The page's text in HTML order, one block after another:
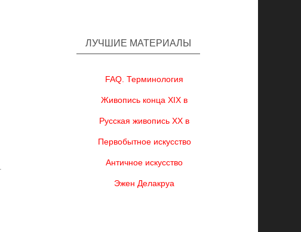
ЛУЧШИЕ МАТЕРИАЛЫ
FAQ. Терминология
Живопись конца XIX в
Русская живопись XX в
Первобытное искусство
Античное искусство
Эжен Делакруа